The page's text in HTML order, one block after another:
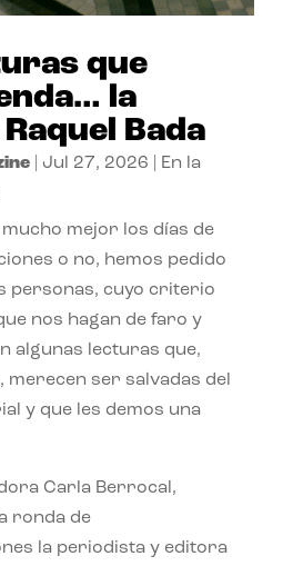
que
la
Bada
| Jul 27, 2026
En la
mejor los días de
o no, hemos pedido
personas, cuyo criterio
nos hagan de faro y
algunas lecturas que,
merecen ser salvadas del
y que les demos una
Carla Berrocal,
ronda de
la periodista y editora